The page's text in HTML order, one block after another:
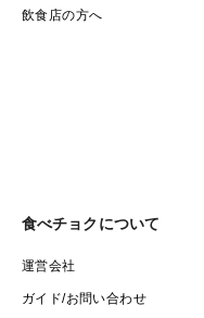
飲食店の方へ
食べチョクについて
運営会社
ガイド/お問い合わせ